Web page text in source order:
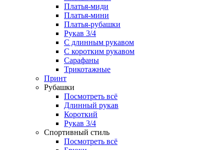
Платья-миди
Платья-мини
Платья-рубашки
Рукав 3/4
С длинным рукавом
С коротким рукавом
Сарафаны
Трикотажные
Принт
Рубашки
Посмотреть всё
Длинный рукав
Короткий
Рукав 3/4
Спортивный стиль
Посмотреть всё